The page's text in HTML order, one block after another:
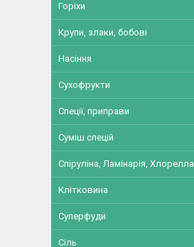
Горіхи
Крупи, злаки, бобові
Насіння
Сухофрукти
Спеції, приправи
Суміш спецій
Спіруліна, Ламінарія, Хлорелла
Клітковина
Суперфуди
Сіль